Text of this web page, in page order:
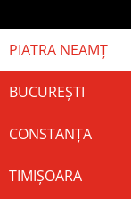
PIATRA NEAMȚ
BUCUREȘTI
CONSTANȚA
TIMIȘOARA